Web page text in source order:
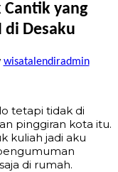
Cantik yang
di Desaku
wisatalendiradmin
tetapi tidak di
pinggiran kota itu.
kuliah jadi aku
di rumah.